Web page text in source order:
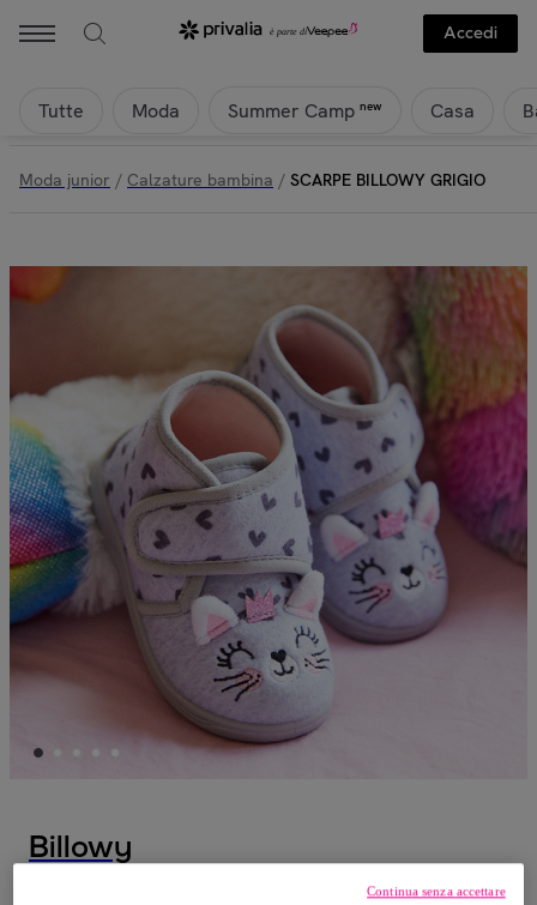
Accedi
Tutte Moda Summer Camp new Casa
Moda junior / Calzature bambina / SCARPE BILLOWY GRIGIO
Billowy
Continua senza accettare